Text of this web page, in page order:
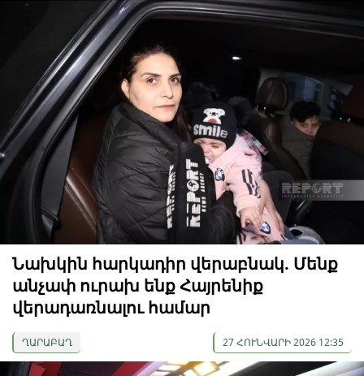
Նախկին հարկադիր վերաբնակ. Մենք
անչափ ուրախ ենք Հայրենիք
վերադառնալու համար
ՂԱՐԱԲԱՂ 27 ՀՈՒՆՎԱՐԻ 2026 12:35